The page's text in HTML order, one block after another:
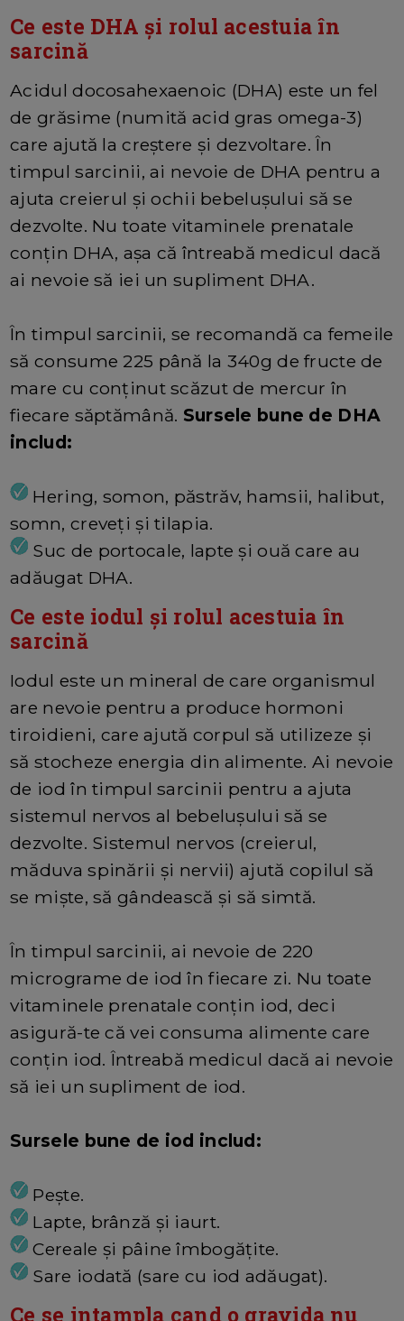
Ce este DHA și rolul acestuia în
sarcină
Acidul docosahexaenoic (DHA) este un fel
de grăsime (numită acid gras omega-3)
care ajută la creștere și dezvoltare. În
timpul sarcinii, ai nevoie de DHA pentru a
ajuta creierul și ochii bebelușului să se
dezvolte. Nu toate vitaminele prenatale
conțin DHA, așa că întreabă medicul dacă
ai nevoie să iei un supliment DHA.
În timpul sarcinii, se recomandă ca femeile
să consume 225 până la 340g de fructe de
mare cu conținut scăzut de mercur în
fiecare săptămână. Sursele bune de DHA
includ:
Hering, somon, păstrăv, hamsii, halibut,
somn, creveți și tilapia.
Suc de portocale, lapte și ouă care au
adăugat DHA.
Ce este iodul și rolul acestuia în
sarcină
Iodul este un mineral de care organismul
are nevoie pentru a produce hormoni
tiroidieni, care ajută corpul să utilizeze și
să stocheze energia din alimente. Ai nevoie
de iod în timpul sarcinii pentru a ajuta
sistemul nervos al bebelușului să se
dezvolte. Sistemul nervos (creierul,
măduva spinării și nervii) ajută copilul să
se miște, să gândească și să simtă.
În timpul sarcinii, ai nevoie de 220
micrograme de iod în fiecare zi. Nu toate
vitaminele prenatale conțin iod, deci
asigură-te că vei consuma alimente care
conțin iod. Întreabă medicul dacă ai nevoie
să iei un supliment de iod.
Sursele bune de iod includ:
Peşte.
Lapte, brânză și iaurt.
Cereale și pâine îmbogățite.
Sare iodată (sare cu iod adăugat).
Ce se intampla cand o gravida nu